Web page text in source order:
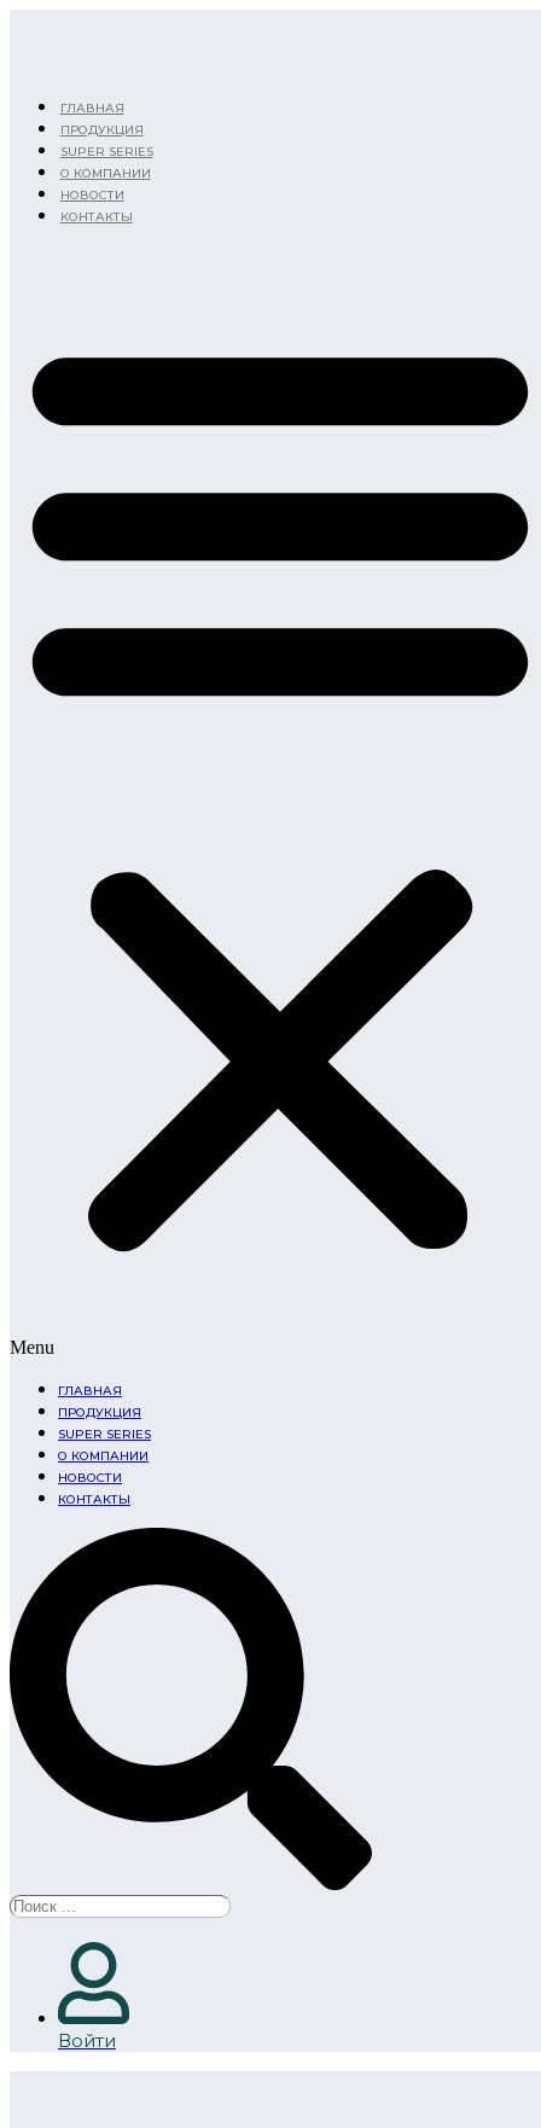
ГЛАВНАЯ
ПРОДУКЦИЯ
SUPER SERIES
О КОМПАНИИ
НОВОСТИ
КОНТАКТЫ
Menu
ГЛАВНАЯ
ПРОДУКЦИЯ
SUPER SERIES
О КОМПАНИИ
НОВОСТИ
КОНТАКТЫ
Search
Войти